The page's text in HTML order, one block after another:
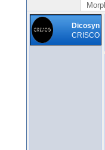
Dicosyn
CRISCO